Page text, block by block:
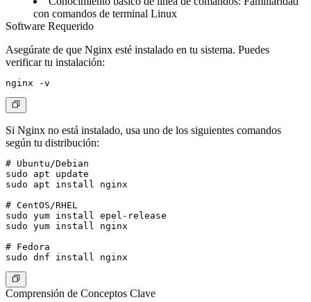
con comandos de terminal Linux
Software Requerido
Asegúrate de que Nginx esté instalado en tu sistema. Puedes
verificar tu instalación:
Si Nginx no está instalado, usa uno de los siguientes comandos
según tu distribución:
# Ubuntu/Debian
sudo apt update
sudo apt install nginx
# CentOS/RHEL
sudo yum install epel-release
sudo yum install nginx
# Fedora
Comprensión de Conceptos Clave